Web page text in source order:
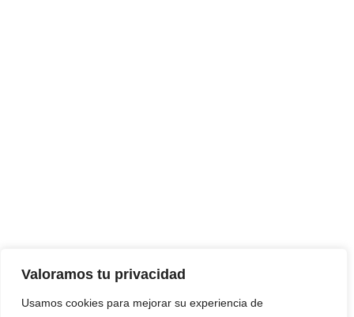
Valoramos tu privacidad
Usamos cookies para mejorar su experiencia de